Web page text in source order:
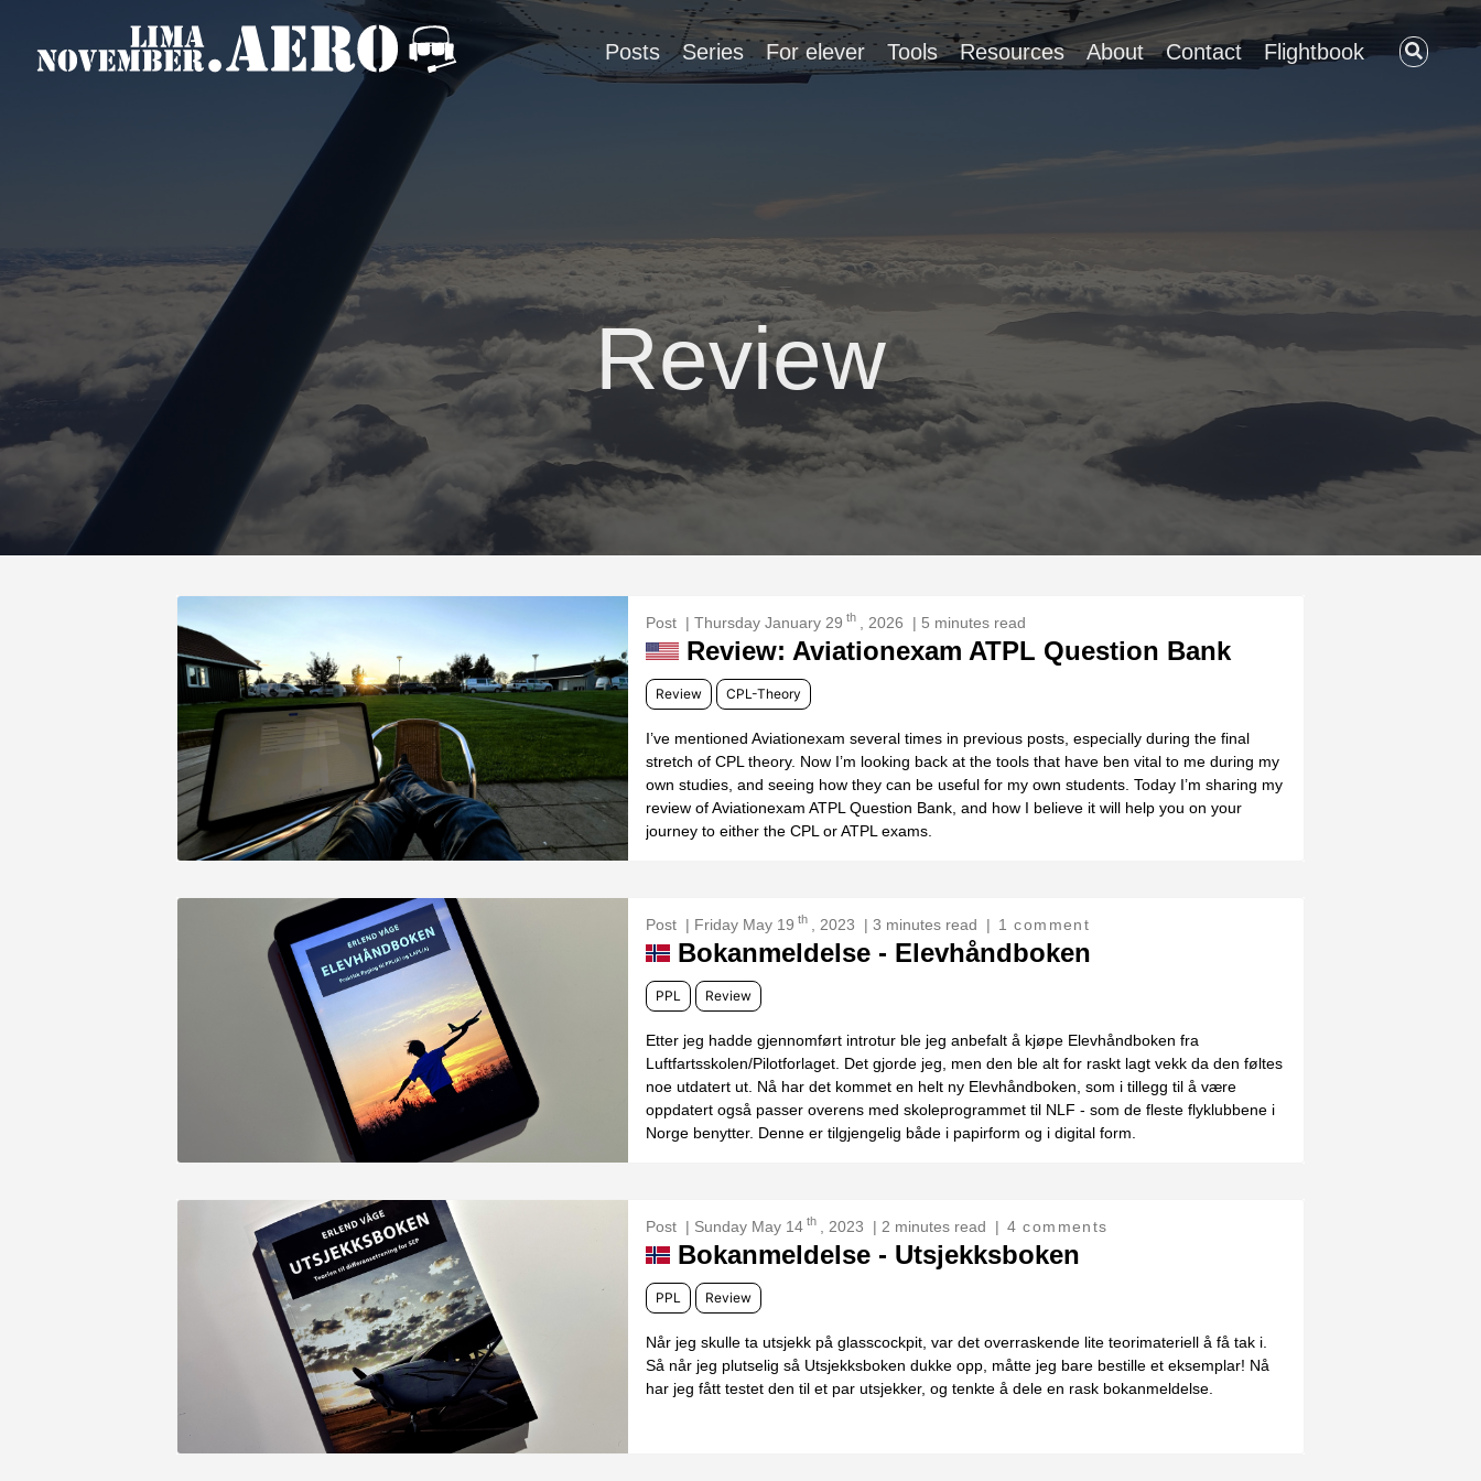
Posts Series For elever Tools Resources About Contact Flightbook
Review
Post | Thursday January 29 th , 2026 | 5 minutes read
Review: Aviationexam ATPL Question Bank
Review CPL-Theory
I’ve mentioned Aviationexam several times in previous posts, especially during the final
stretch of CPL theory. Now I’m looking back at the tools that have ben vital to me during my
own studies, and seeing how they can be useful for my own students. Today I’m sharing my
review of Aviationexam ATPL Question Bank, and how I believe it will help you on your
journey to either the CPL or ATPL exams.
Post | Friday May 19 th , 2023 | 3 minutes read | 1 comment
Bokanmeldelse - Elevhåndboken
PPL Review
Etter jeg hadde gjennomført introtur ble jeg anbefalt å kjøpe Elevhåndboken fra
Luftfartsskolen/Pilotforlaget. Det gjorde jeg, men den ble alt for raskt lagt vekk da den føltes
noe utdatert ut. Nå har det kommet en helt ny Elevhåndboken, som i tillegg til å være
oppdatert også passer overens med skoleprogrammet til NLF - som de fleste flyklubbene i
Norge benytter. Denne er tilgjengelig både i papirform og i digital form.
Post | Sunday May 14 th , 2023 | 2 minutes read | 4 comments
Bokanmeldelse - Utsjekksboken
PPL Review
Når jeg skulle ta utsjekk på glasscockpit, var det overraskende lite teorimateriell å få tak i.
Så når jeg plutselig så Utsjekksboken dukke opp, måtte jeg bare bestille et eksemplar! Nå
har jeg fått testet den til et par utsjekker, og tenkte å dele en rask bokanmeldelse.